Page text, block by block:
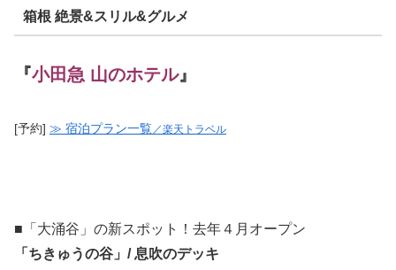
箱根 絶景&スリル&グルメ
『小田急 山のホテル』
[予約] ≫ 宿泊プラン一覧／楽天トラベル
■「大涌谷」の新スポット！去年４月オープン
「ちきゅうの谷」 / 息吹のデッキ